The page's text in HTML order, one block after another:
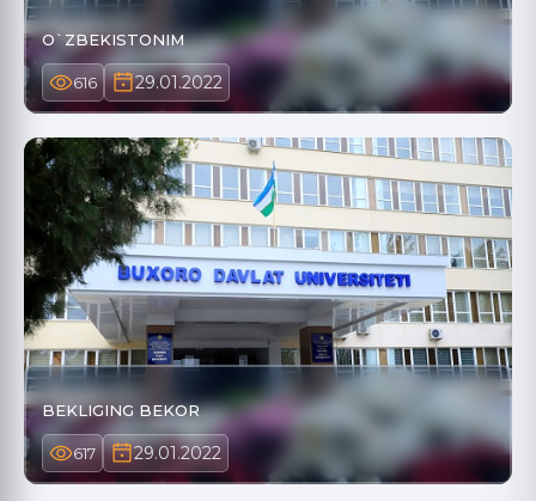
O`ZBEKISTONIM
616 29.01.2022
BEKLIGING BEKOR
617 29.01.2022